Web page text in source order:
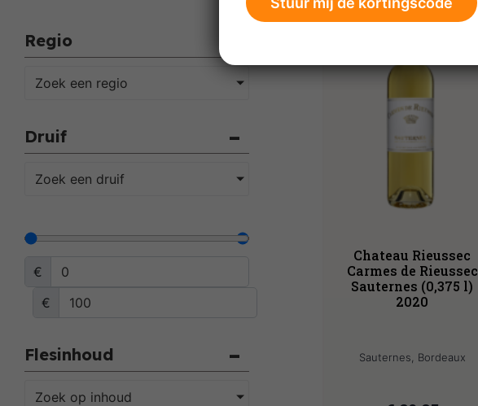
Regio
Zoek een regio
Druif
Zoek een druif
€
€
Flesinhoud
Zoek op inhoud
Chateau Rieussec
Carmes de Rieussec
Sauternes (0,375 l)
2020
Sauternes, Bordeaux